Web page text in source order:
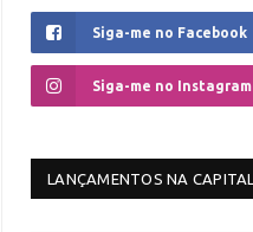
Siga-me no Facebook
Siga-me no Instagram
LANÇAMENTOS NA CAPITAL